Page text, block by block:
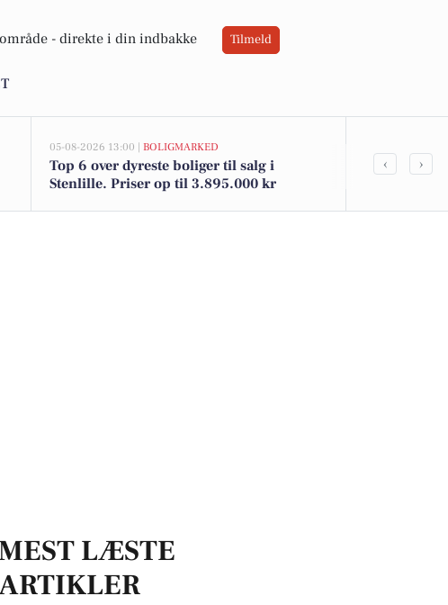
- direkte i din indbakke Tilmeld
05-08-2026 13:00 | BOLIGMARKED
Top 6 over dyreste boliger til salg i
Stenlille. Priser op til 3.895.000 kr
Magnum
‹ ›
LÆSTE